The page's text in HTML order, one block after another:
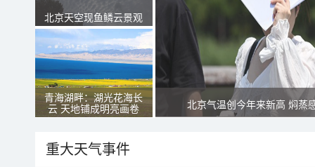
北京天空现鱼鳞云景观
青海湖畔：湖光花海长
云 天地铺成明亮画卷
北京气温创今年来新高 焖蒸
重大天气事件